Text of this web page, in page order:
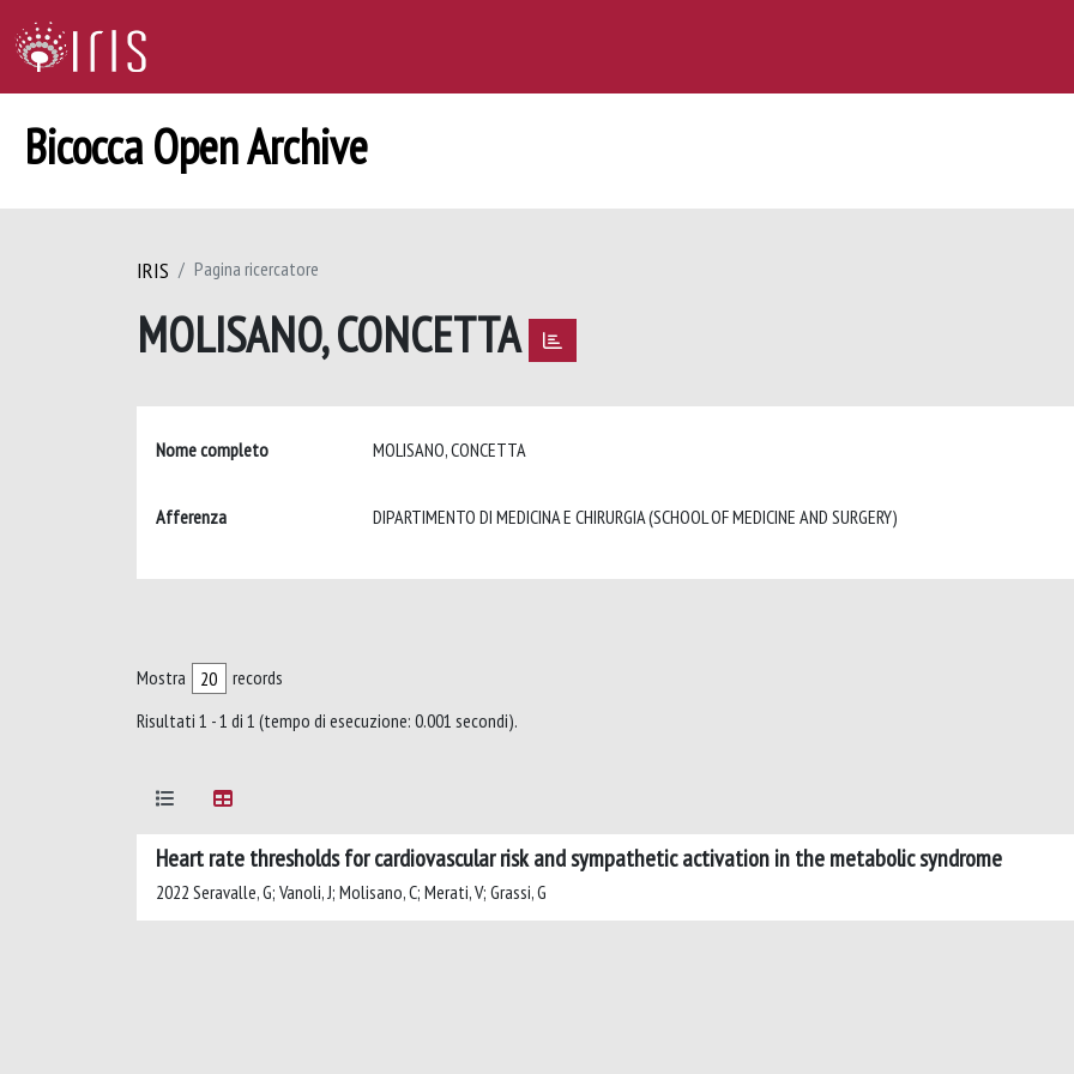
Bicocca Open Archive
IRIS Pagina ricercatore
MOLISANO, CONCETTA
Nome completo MOLISANO, CONCETTA
Afferenza DIPARTIMENTO DI MEDICINA E CHIRURGIA (SCHOOL OF MEDICINE AND SURGERY)
Mostra
records
Risultati 1 - 1 di 1 (tempo di esecuzione: 0.001 secondi).
Heart rate thresholds for cardiovascular risk and sympathetic activation in the metabolic syndrome
2022 Seravalle, G; Vanoli, J; Molisano, C; Merati, V; Grassi, G